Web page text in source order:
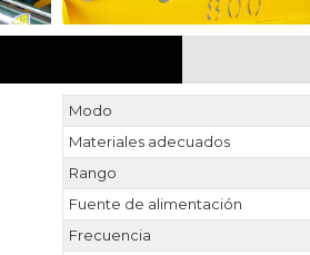
Modo
Materiales adecuados
Rango
Fuente de alimentación
Frecuencia